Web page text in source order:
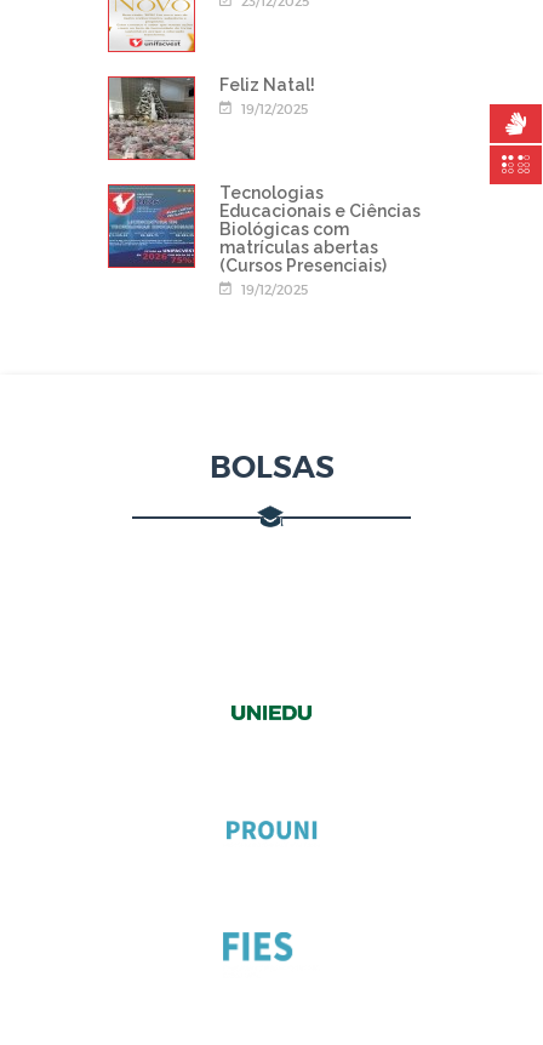
Feliz Natal!
19/12/2025
Tecnologias
Educacionais e Ciências
Biológicas com
matrículas abertas
(Cursos Presenciais)
19/12/2025
BOLSAS